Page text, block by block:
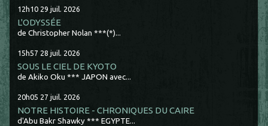
12h10 29 juil. 2026
L'ODYSSÉE
de Christopher Nolan ***(*)...
15h57 28 juil. 2026
SOUS LE CIEL DE KYOTO
de Akiko Oku *** JAPON avec...
20h05 27 juil. 2026
NOTRE HISTOIRE - CHRONIQUES DU CAIRE
d'Abu Bakr Shawky *** EGYPTE...